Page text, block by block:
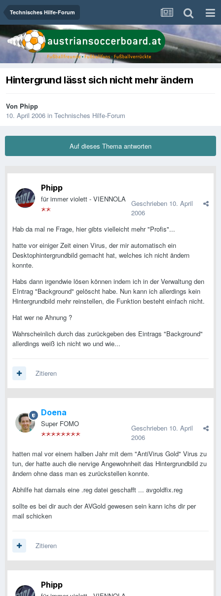
Technisches Hilfe-Forum
Hintergrund lässt sich nicht mehr ändern
Von Phipp
10. April 2006 in Technisches Hilfe-Forum
Auf dieses Thema antworten
Phipp
für immer violett - VIENNOLA Geschrieben 10. April
2006
Hab da mal ne Frage, hier gibts vielleicht mehr "Profis"...
hatte vor einiger Zeit einen Virus, der mir automatisch ein
Desktophintergrundbild gemacht hat, welches ich nicht ändern
konnte.
Habs dann irgendwie lösen können indem ich in der Verwaltung den
EIntrag "Background" gelöscht habe. Nun kann ich allerdings kein
Hintergrundbild mehr reinstellen, die Funktion besteht einfach nicht.
Hat wer ne Ahnung ?
Wahrscheinlich durch das zurückgeben des Eintrags "Background"
allerdings weiß ich nicht wo und wie...
Zitieren
Doena
Super FOMO Geschrieben 10. April
2006
hatten mal vor einem halben Jahr mit dem "AntiVirus Gold" Virus zu
tun, der hatte auch die nervige Angewohnheit das Hintergrundbild zu
ändern ohne dass man es zurückstellen konnte.
Abhilfe hat damals eine .reg datei geschafft ... avgoldfix.reg
sollte es bei dir auch der AVGold gewesen sein kann ichs dir per
mail schicken
Zitieren
Phipp